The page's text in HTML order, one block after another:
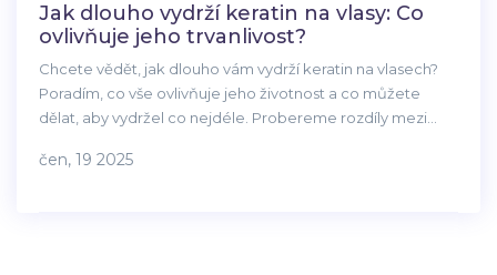
Jak dlouho vydrží keratin na vlasy: Co
ovlivňuje jeho trvanlivost?
Chcete vědět, jak dlouho vám vydrží keratin na vlasech?
Poradím, co vše ovlivňuje jeho životnost a co můžete
dělat, aby vydržel co nejdéle. Probereme rozdíly mezi
aplikaci a časté chyby, kterým je lepší se vyhnout. Poradím
čen, 19 2025